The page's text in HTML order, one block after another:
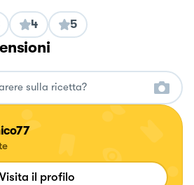
4 5
Visita il profilo